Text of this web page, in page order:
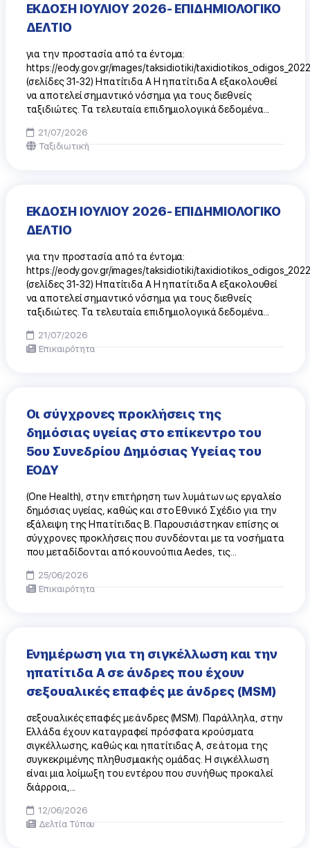
ΕΚΔΟΣΗ ΙΟΥΛΙΟΥ 2026- ΕΠΙΔΗΜΙΟΛΟΓΙΚΟ
ΔΕΛΤΙΟ
για την προστασία από τα έντομα:
https://eody.gov.gr/images/taksidiotiki/
(σελίδες 31-32) Ηπατίτιδα Α Η ηπατίτιδα Α εξακολουθεί
να αποτελεί σημαντικό νόσημα για τους διεθνείς
ταξιδιώτες. Τα τελευταία επιδημιολογικά δεδομένα...
21/07/2026
Ταξιδιωτική
ΕΚΔΟΣΗ ΙΟΥΛΙΟΥ 2026- ΕΠΙΔΗΜΙΟΛΟΓΙΚΟ
ΔΕΛΤΙΟ
για την προστασία από τα έντομα:
https://eody.gov.gr/images/taksidiotiki/
(σελίδες 31-32) Ηπατίτιδα Α Η ηπατίτιδα Α εξακολουθεί
να αποτελεί σημαντικό νόσημα για τους διεθνείς
ταξιδιώτες. Τα τελευταία επιδημιολογικά δεδομένα...
21/07/2026
Επικαιρότητα
Οι σύγχρονες προκλήσεις της
δημόσιας υγείας στο επίκεντρο του
5ου Συνεδρίου Δημόσιας Υγείας του
ΕΟΔΥ
(One Health), στην επιτήρηση των λυμάτων ως εργαλείο
δημόσιας υγείας, καθώς και στο Εθνικό Σχέδιο για την
εξάλειψη της Ηπατίτιδας Β. Παρουσιάστηκαν επίσης οι
σύγχρονες προκλήσεις που συνδέονται με τα νοσήματα
που μεταδίδονται από κουνούπια Aedes, τις...
25/06/2026
Επικαιρότητα
Ενημέρωση για τη σιγκέλλωση και την
ηπατίτιδα Α σε άνδρες που έχουν
σεξουαλικές επαφές με άνδρες (MSM)
σεξουαλικές επαφές με άνδρες (MSM). Παράλληλα, στην
Ελλάδα έχουν καταγραφεί πρόσφατα κρούσματα
σιγκέλλωσης, καθώς και ηπατίτιδας Α, σε άτομα της
συγκεκριμένης πληθυσμιακής ομάδας. Η σιγκέλλωση
είναι μια λοίμωξη του εντέρου που συνήθως προκαλεί
διάρροια,...
12/06/2026
Δελτία Τύπου